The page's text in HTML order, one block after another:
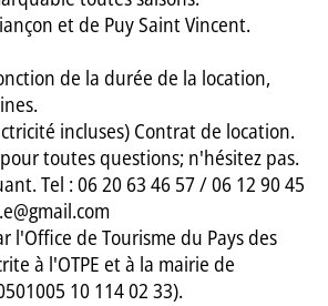
et de Puy Saint Vincent.
de la durée de la location,
incluses) Contrat de location.
toutes questions; n'hésitez pas.
Tel : 06 20 63 46 57 / 06 12 90 45
l'Office de Tourisme du Pays des
à l'OTPE et à la mairie de
10 114 02 33).